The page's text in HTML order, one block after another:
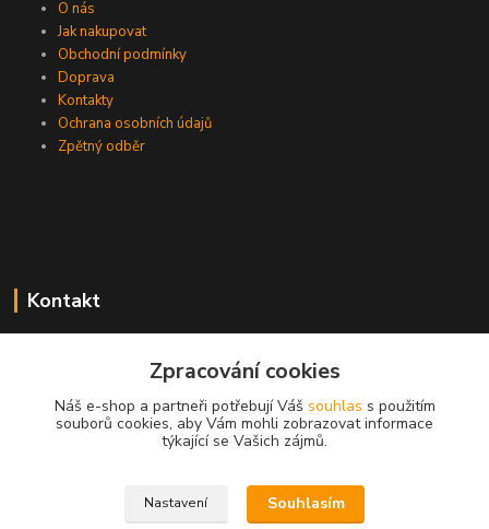
O nás
Jak nakupovat
Obchodní podmínky
Doprava
Kontakty
Ochrana osobních údajů
Zpětný odběr
Kontakt
Zpracování cookies
Náš e-shop a partneři potřebují Váš souhlas s použitím
souborů cookies, aby Vám mohli zobrazovat informace
týkající se Vašich zájmů.
Nastavení Souhlasím